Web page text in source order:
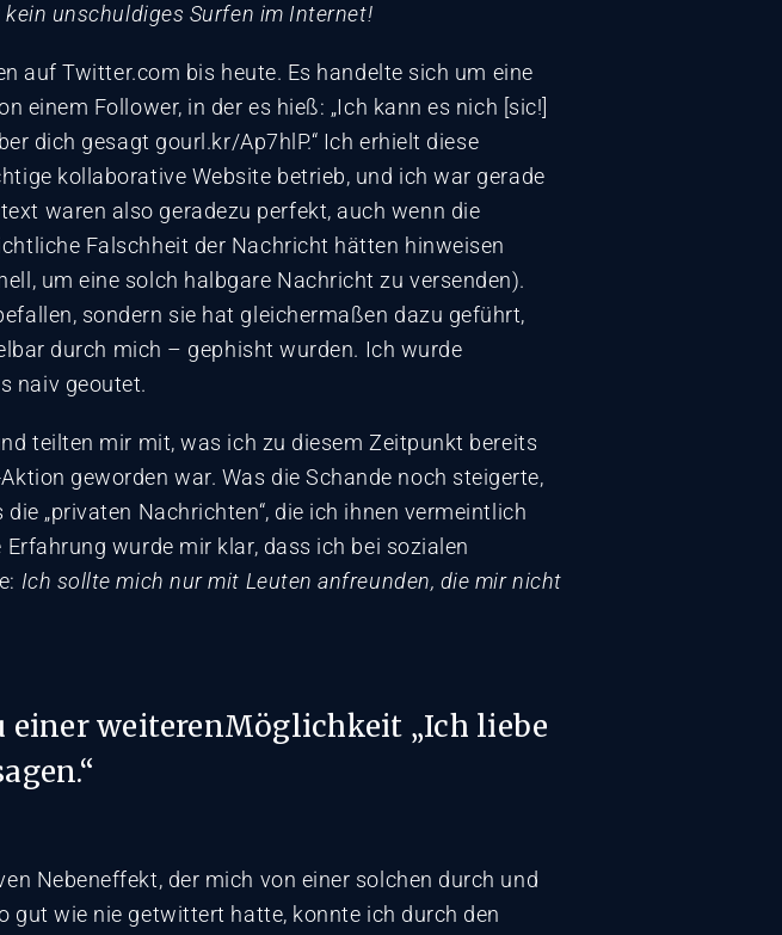
kein unschuldiges Surfen im Internet!
auf Twitter.com bis heute. Es handelte sich um eine
einem Follower, in der es hieß: „Ich kann es nich [sic!]
dich gesagt gourl.kr/Ap7hlP.“ Ich erhielt diese
kollaborative Website betrieb, und ich war gerade
waren also geradezu perfekt, auch wenn die
Falschheit der Nachricht hätten hinweisen
um eine solch halbgare Nachricht zu versenden).
sondern sie hat gleichermaßen dazu geführt,
durch mich – gephisht wurden. Ich wurde
naiv geoutet.
teilten mir mit, was ich zu diesem Zeitpunkt bereits
geworden war. Was die Schande noch steigerte,
„privaten Nachrichten“, die ich ihnen vermeintlich
wurde mir klar, dass ich bei sozialen
Ich sollte mich nur mit Leuten anfreunden, die mir nicht
einer weiterenMöglichkeit „Ich liebe
Nebeneffekt, der mich von einer solchen durch und
gut wie nie getwittert hatte, konnte ich durch den